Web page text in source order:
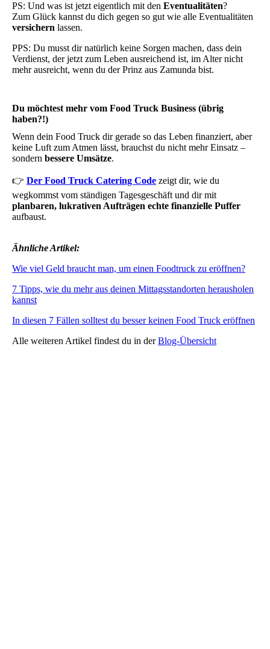
PS: Und was ist jetzt eigentlich mit den Eventualitäten?
Zum Glück kannst du dich gegen so gut wie alle Eventualitäten
versichern lassen.
PPS: Du musst dir natürlich keine Sorgen machen, dass dein
Verdienst, der jetzt zum Leben ausreichend ist, im Alter nicht
mehr ausreicht, wenn du der Prinz aus Zamunda bist.
Du möchtest mehr vom Food Truck Business (übrig
haben?!)
Wenn dein Food Truck dir gerade so das Leben finanziert, aber
keine Luft zum Atmen lässt, brauchst du nicht mehr Einsatz –
sondern bessere Umsätze.
👉 Der Food Truck Catering Code zeigt dir, wie du
wegkommst vom ständigen Tagesgeschäft und dir mit
planbaren, lukrativen Aufträgen echte finanzielle Puffer
aufbaust.
Ähnliche Artikel:
Wie viel Geld braucht man, um einen Foodtruck zu eröffnen?
7 Tipps, wie du mehr aus deinen Mittagsstandorten herausholen
kannst
In diesen 7 Fällen solltest du besser keinen Food Truck eröffnen
Alle weiteren Artikel findest du in derBlog-Übersicht